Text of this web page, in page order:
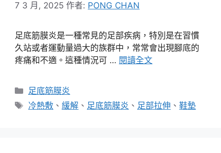
7 3 月, 2025 作者: PONG CHAN
足底筋膜炎是一種常見的足部疾病，特別是在習慣
久站或者運動量過大的族群中，常常會出現腳底的
疼痛和不適。這種情況可 … 閱讀全文
分
類
足底筋膜炎
標
冷熱敷 、緩解 、 足底筋膜炎 、 足部拉伸 、鞋墊